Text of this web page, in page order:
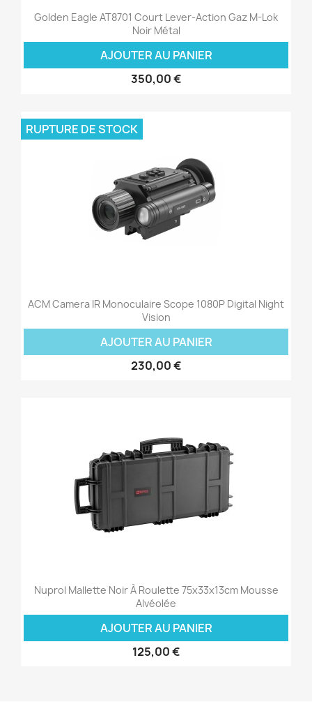
Golden Eagle AT8701 Court Lever-Action Gaz M-Lok
Noir Métal
AJOUTER AU PANIER
350,00 €
ACM Camera IR Monoculaire Scope 1080P Digital Night
Vision
AJOUTER AU PANIER
230,00 €
RUPTURE DE STOCK
Nuprol Mallette Noir À Roulette 75x33x13cm Mousse
Alvéolée
AJOUTER AU PANIER
125,00 €